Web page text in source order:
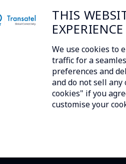
THIS
EXPERIENCE
We use cookies to
traffic for a
preferences and
and do not sell
cookies" if you
customise your